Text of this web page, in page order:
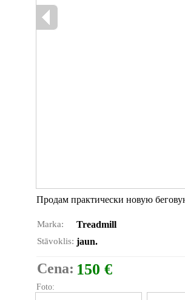
Продам практически новую
Marka: Treadmill
Stāvoklis: jaun.
Cena: 150 €
Foto: